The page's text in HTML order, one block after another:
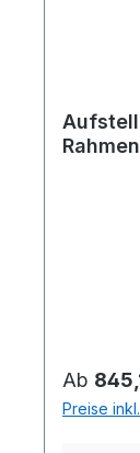
Rahmen
Ab
Preise